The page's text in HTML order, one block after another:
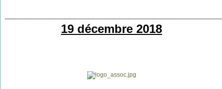
19 décembre 2018